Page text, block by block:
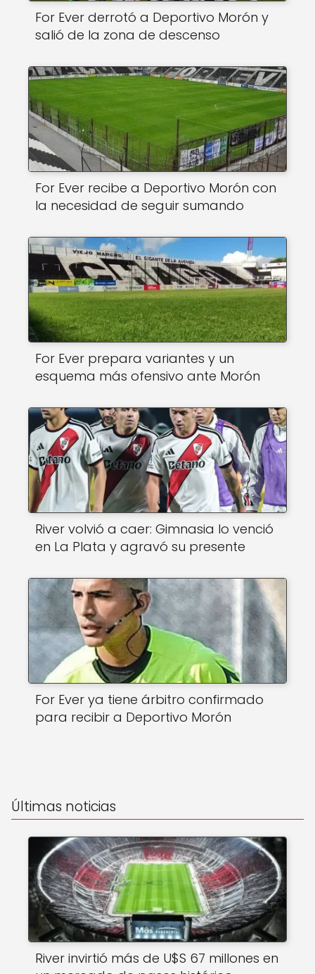
For Ever derrotó a Deportivo Morón y
salió de la zona de descenso
For Ever recibe a Deportivo Morón con
la necesidad de seguir sumando
For Ever prepara variantes y un
esquema más ofensivo ante Morón
River volvió a caer: Gimnasia lo venció
en La Plata y agravó su presente
For Ever ya tiene árbitro confirmado
para recibir a Deportivo Morón
Últimas noticias
River invirtió más de U$S 67 millones en